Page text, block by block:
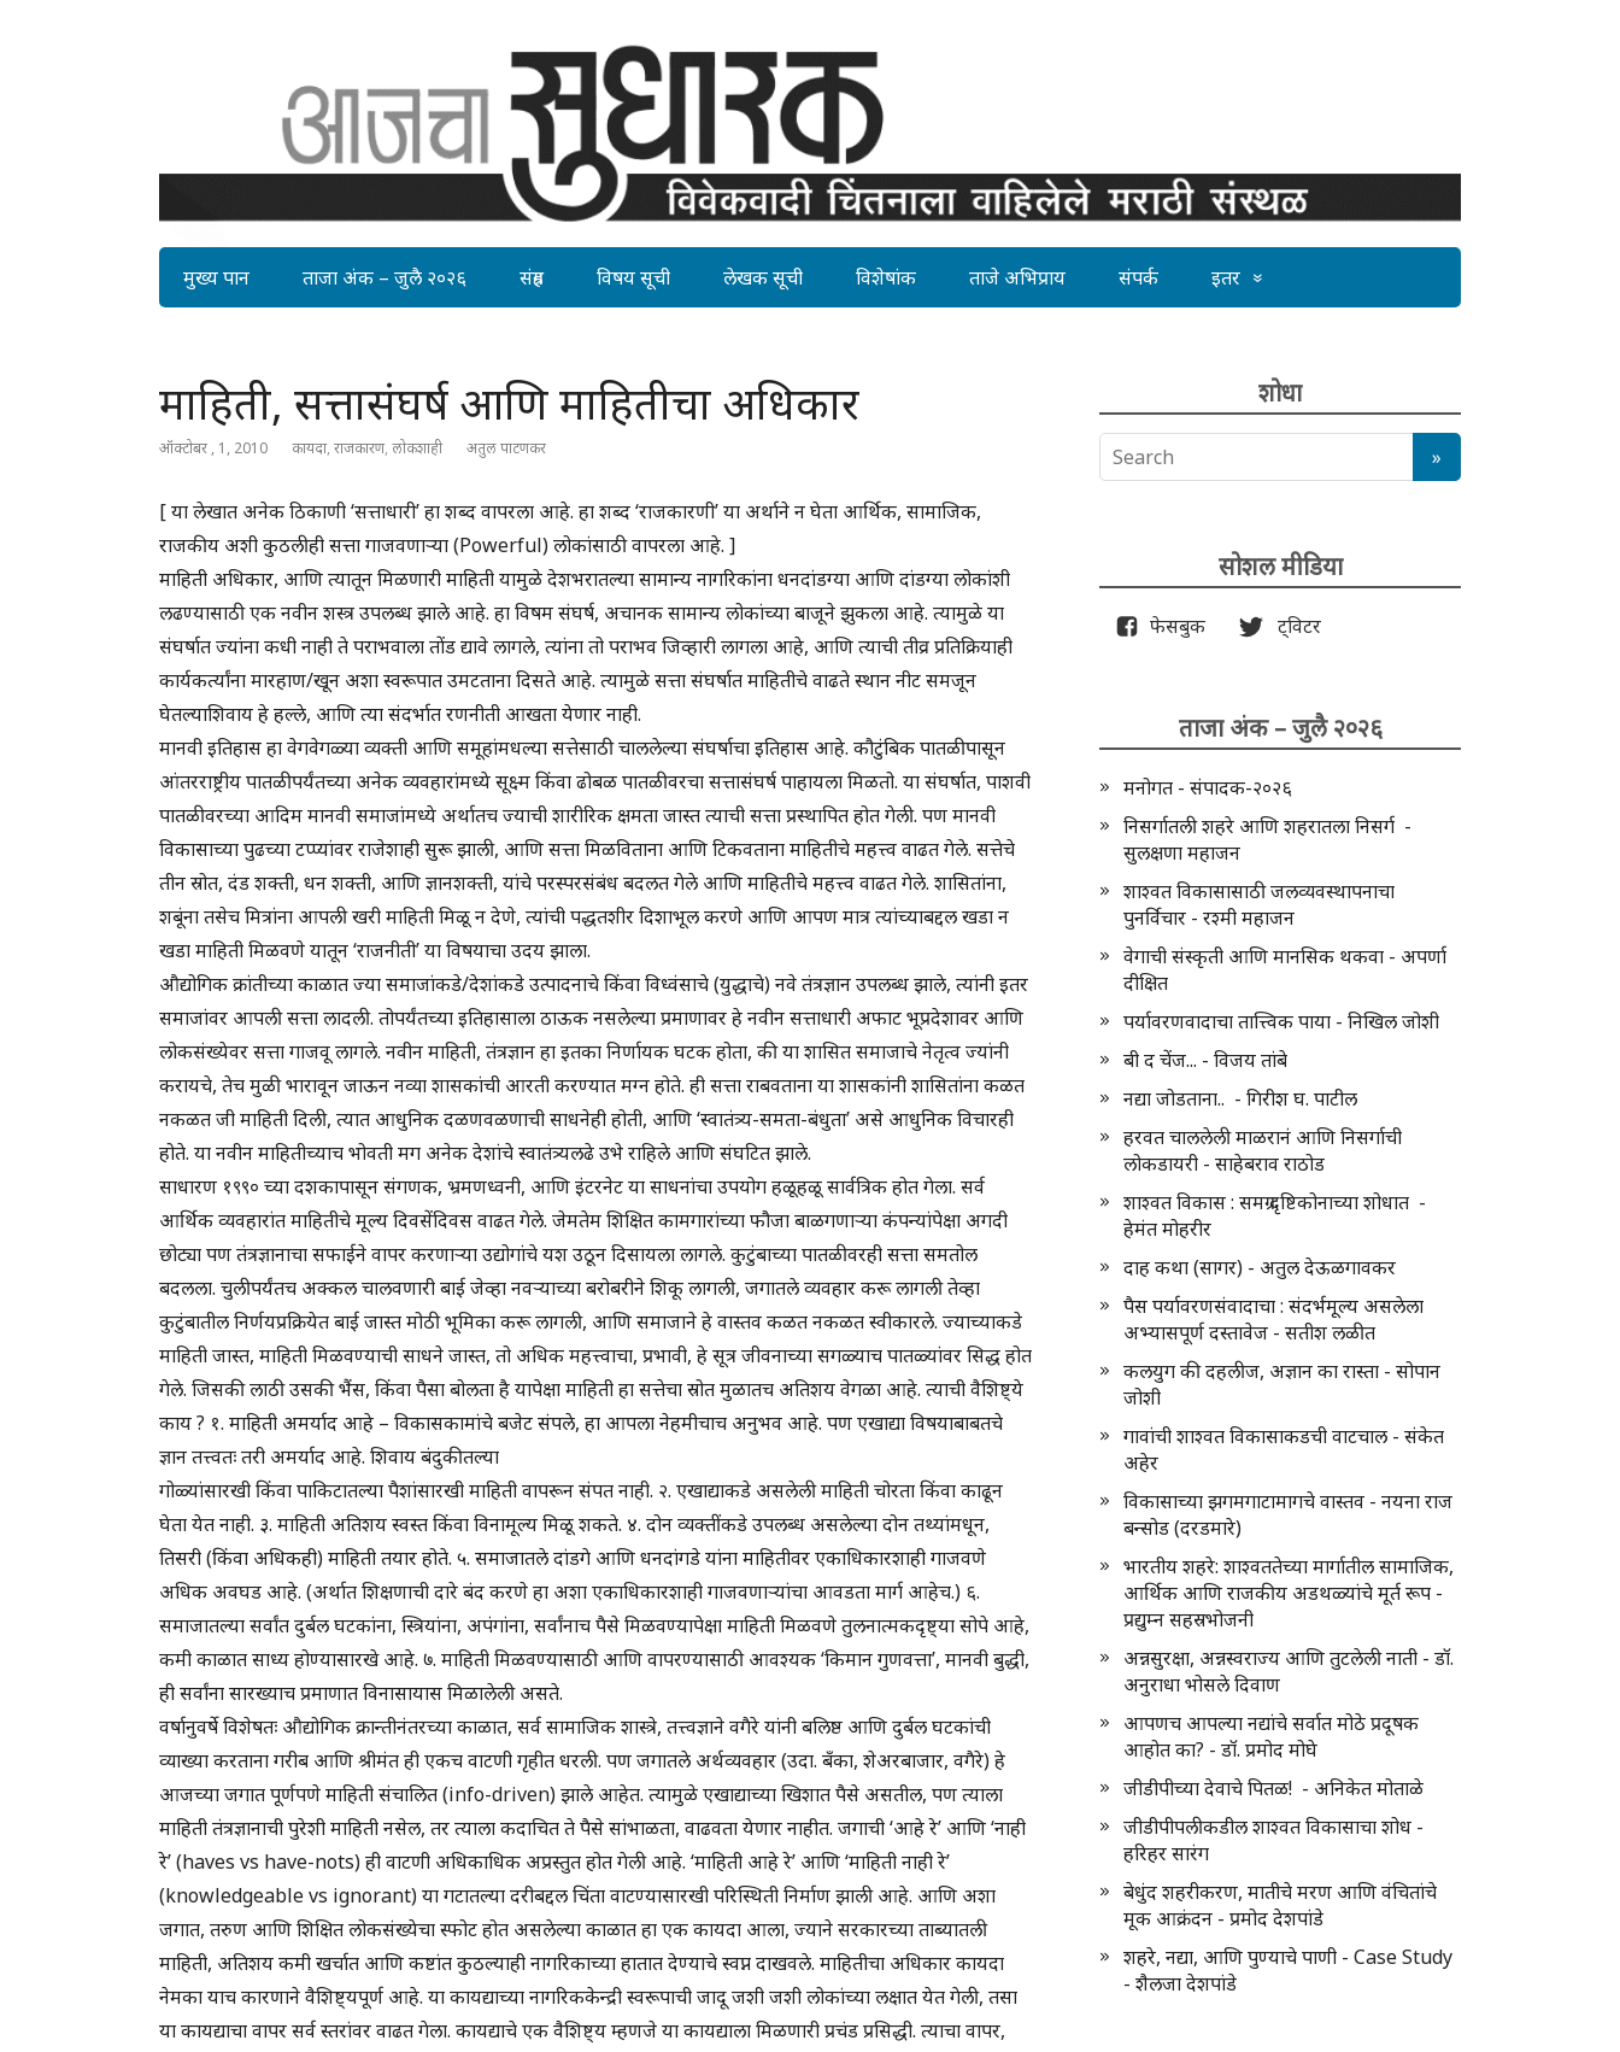
मुख्य पान ताजा अंक – जुलै २०२६ संग्रह विषय सूची लेखक सूची विशेषांक ताजे अभिप्राय संपर्क इतर
माहिती, सत्तासंघर्ष आणि माहितीचा अधिकार
ऑक्टोबर , 1, 2010 कायदा, राजकारण, लोकशाही अतुल पाटणकर
[ या लेखात अनेक ठिकाणी ‘सत्ताधारी’ हा शब्द वापरला आहे. हा शब्द ‘राजकारणी’ या अर्थाने न घेता आर्थिक, सामाजिक,
राजकीय अशी कुठलीही सत्ता गाजवणाऱ्या (Powerful) लोकांसाठी वापरला आहे. ]
माहिती अधिकार, आणि त्यातून मिळणारी माहिती यामुळे देशभरातल्या सामान्य नागरिकांना धनदांडग्या आणि दांडग्या लोकांशी
लढण्यासाठी एक नवीन शस्त्र उपलब्ध झाले आहे. हा विषम संघर्ष, अचानक सामान्य लोकांच्या बाजूने झुकला आहे. त्यामुळे या
संघर्षात ज्यांना कधी नाही ते पराभवाला तोंड द्यावे लागले, त्यांना तो पराभव जिव्हारी लागला आहे, आणि त्याची तीव्र प्रतिक्रियाही
कार्यकर्त्यांना मारहाण/खून अशा स्वरूपात उमटताना दिसते आहे. त्यामुळे सत्ता संघर्षात माहितीचे वाढते स्थान नीट समजून
घेतल्याशिवाय हे हल्ले, आणि त्या संदर्भात रणनीती आखता येणार नाही.
मानवी इतिहास हा वेगवेगळ्या व्यक्ती आणि समूहांमधल्या सत्तेसाठी चाललेल्या संघर्षाचा इतिहास आहे. कौटुंबिक पातळीपासून
आंतरराष्ट्रीय पातळीपर्यंतच्या अनेक व्यवहारांमध्ये सूक्ष्म किंवा ढोबळ पातळीवरचा सत्तासंघर्ष पाहायला मिळतो. या संघर्षात, पाशवी
पातळीवरच्या आदिम मानवी समाजांमध्ये अर्थातच ज्याची शारीरिक क्षमता जास्त त्याची सत्ता प्रस्थापित होत गेली. पण मानवी
विकासाच्या पुढच्या टप्प्यांवर राजेशाही सुरू झाली, आणि सत्ता मिळविताना आणि टिकवताना माहितीचे महत्त्व वाढत गेले. सत्तेचे
तीन स्रोत, दंड शक्ती, धन शक्ती, आणि ज्ञानशक्ती, यांचे परस्परसंबंध बदलत गेले आणि माहितीचे महत्त्व वाढत गेले. शासितांना,
शबूंना तसेच मित्रांना आपली खरी माहिती मिळू न देणे, त्यांची पद्धतशीर दिशाभूल करणे आणि आपण मात्र त्यांच्याबद्दल खडा न
खडा माहिती मिळवणे यातून ‘राजनीती’ या विषयाचा उदय झाला.
औद्योगिक क्रांतीच्या काळात ज्या समाजांकडे/देशांकडे उत्पादनाचे किंवा विध्वंसाचे (युद्धाचे) नवे तंत्रज्ञान उपलब्ध झाले, त्यांनी इतर
समाजांवर आपली सत्ता लादली. तोपर्यंतच्या इतिहासाला ठाऊक नसलेल्या प्रमाणावर हे नवीन सत्ताधारी अफाट भूप्रदेशावर आणि
लोकसंख्येवर सत्ता गाजवू लागले. नवीन माहिती, तंत्रज्ञान हा इतका निर्णायक घटक होता, की या शासित समाजाचे नेतृत्व ज्यांनी
करायचे, तेच मुळी भारावून जाऊन नव्या शासकांची आरती करण्यात मग्न होते. ही सत्ता राबवताना या शासकांनी शासितांना कळत
नकळत जी माहिती दिली, त्यात आधुनिक दळणवळणाची साधनेही होती, आणि ‘स्वातंत्र्य-समता-बंधुता’ असे आधुनिक विचारही
होते. या नवीन माहितीच्याच भोवती मग अनेक देशांचे स्वातंत्र्यलढे उभे राहिले आणि संघटित झाले.
साधारण १९९० च्या दशकापासून संगणक, भ्रमणध्वनी, आणि इंटरनेट या साधनांचा उपयोग हळूहळू सार्वत्रिक होत गेला. सर्व
आर्थिक व्यवहारांत माहितीचे मूल्य दिवसेंदिवस वाढत गेले. जेमतेम शिक्षित कामगारांच्या फौजा बाळगणाऱ्या कंपन्यांपेक्षा अगदी
छोट्या पण तंत्रज्ञानाचा सफाईने वापर करणाऱ्या उद्योगांचे यश उठून दिसायला लागले. कुटुंबाच्या पातळीवरही सत्ता समतोल
बदलला. चुलीपर्यंतच अक्कल चालवणारी बाई जेव्हा नवऱ्याच्या बरोबरीने शिकू लागली, जगातले व्यवहार करू लागली तेव्हा
कुटुंबातील निर्णयप्रक्रियेत बाई जास्त मोठी भूमिका करू लागली, आणि समाजाने हे वास्तव कळत नकळत स्वीकारले. ज्याच्याकडे
माहिती जास्त, माहिती मिळवण्याची साधने जास्त, तो अधिक महत्त्वाचा, प्रभावी, हे सूत्र जीवनाच्या सगळ्याच पातळ्यांवर सिद्ध होत
गेले. जिसकी लाठी उसकी भैंस, किंवा पैसा बोलता है यापेक्षा माहिती हा सत्तेचा स्रोत मुळातच अतिशय वेगळा आहे. त्याची वैशिष्ट्ये
काय ? १. माहिती अमर्याद आहे – विकासकामांचे बजेट संपले, हा आपला नेहमीचाच अनुभव आहे. पण एखाद्या विषयाबाबतचे
ज्ञान तत्त्वतः तरी अमर्याद आहे. शिवाय बंदुकीतल्या
गोळ्यांसारखी किंवा पाकिटातल्या पैशांसारखी माहिती वापरून संपत नाही. २. एखाद्याकडे असलेली माहिती चोरता किंवा काढून
घेता येत नाही. ३. माहिती अतिशय स्वस्त किंवा विनामूल्य मिळू शकते. ४. दोन व्यक्तींकडे उपलब्ध असलेल्या दोन तथ्यांमधून,
तिसरी (किंवा अधिकही) माहिती तयार होते. ५. समाजातले दांडगे आणि धनदांगडे यांना माहितीवर एकाधिकारशाही गाजवणे
अधिक अवघड आहे. (अर्थात शिक्षणाची दारे बंद करणे हा अशा एकाधिकारशाही गाजवणाऱ्यांचा आवडता मार्ग आहेच.) ६.
समाजातल्या सर्वांत दुर्बल घटकांना, स्त्रियांना, अपंगांना, सर्वांनाच पैसे मिळवण्यापेक्षा माहिती मिळवणे तुलनात्मकदृष्ट्या सोपे आहे,
कमी काळात साध्य होण्यासारखे आहे. ७. माहिती मिळवण्यासाठी आणि वापरण्यासाठी आवश्यक ‘किमान गुणवत्ता’, मानवी बुद्धी,
ही सर्वांना सारख्याच प्रमाणात विनासायास मिळालेली असते.
वर्षानुवर्षे विशेषतः औद्योगिक क्रान्तीनंतरच्या काळात, सर्व सामाजिक शास्त्रे, तत्त्वज्ञाने वगैरे यांनी बलिष्ठ आणि दुर्बल घटकांची
व्याख्या करताना गरीब आणि श्रीमंत ही एकच वाटणी गृहीत धरली. पण जगातले अर्थव्यवहार (उदा. बँका, शेअरबाजार, वगैरे) हे
आजच्या जगात पूर्णपणे माहिती संचालित (info-driven) झाले आहेत. त्यामुळे एखाद्याच्या खिशात पैसे असतील, पण त्याला
माहिती तंत्रज्ञानाची पुरेशी माहिती नसेल, तर त्याला कदाचित ते पैसे सांभाळता, वाढवता येणार नाहीत. जगाची ‘आहे रे’ आणि ‘नाही
रे’ (haves vs have-nots) ही वाटणी अधिकाधिक अप्रस्तुत होत गेली आहे. ‘माहिती आहे रे’ आणि ‘माहिती नाही रे’
(knowledgeable vs ignorant) या गटातल्या दरीबद्दल चिंता वाटण्यासारखी परिस्थिती निर्माण झाली आहे. आणि अशा
जगात, तरुण आणि शिक्षित लोकसंख्येचा स्फोट होत असलेल्या काळात हा एक कायदा आला, ज्याने सरकारच्या ताब्यातली
माहिती, अतिशय कमी खर्चात आणि कष्टांत कुठल्याही नागरिकाच्या हातात देण्याचे स्वप्न दाखवले. माहितीचा अधिकार कायदा
नेमका याच कारणाने वैशिष्ट्यपूर्ण आहे. या कायद्याच्या नागरिककेन्द्री स्वरूपाची जादू जशी जशी लोकांच्या लक्षात येत गेली, तसा
या कायद्याचा वापर सर्व स्तरांवर वाढत गेला. कायद्याचे एक वैशिष्ट्य म्हणजे या कायद्याला मिळणारी प्रचंड प्रसिद्धी. त्याचा वापर,
शोधा
सोशल मीडिया
फेसबुक ट्विटर
ताजा अंक – जुलै २०२६
मनोगत - संपादक-२०२६
निसर्गातली शहरे आणि शहरातला निसर्ग -
सुलक्षणा महाजन
शाश्वत विकासासाठी जलव्यवस्थापनाचा
पुनर्विचार - रश्मी महाजन
वेगाची संस्कृती आणि मानसिक थकवा - अपर्णा
दीक्षित
पर्यावरणवादाचा तात्त्विक पाया - निखिल जोशी
बी द चेंज... - विजय तांबे
नद्या जोडताना.. - गिरीश घ. पाटील
हरवत चाललेली माळरानं आणि निसर्गाची
लोकडायरी - साहेबराव राठोड
शाश्वत विकास : समग्र दृष्टिकोनाच्या शोधात -
हेमंत मोहरीर
दाह कथा (सागर) - अतुल देऊळगावकर
पैस पर्यावरणसंवादाचा : संदर्भमूल्य असलेला
अभ्यासपूर्ण दस्तावेज - सतीश लळीत
कलयुग की दहलीज, अज्ञान का रास्ता - सोपान
जोशी
गावांची शाश्वत विकासाकडची वाटचाल - संकेत
अहेर
विकासाच्या झगमगाटामागचे वास्तव - नयना राज
बन्सोड (दरडमारे)
भारतीय शहरे: शाश्वततेच्या मार्गातील सामाजिक,
आर्थिक आणि राजकीय अडथळ्यांचे मूर्त रूप -
प्रद्युम्न सहस्रभोजनी
अन्नसुरक्षा, अन्नस्वराज्य आणि तुटलेली नाती - डॉ.
अनुराधा भोसले दिवाण
आपणच आपल्या नद्यांचे सर्वात मोठे प्रदूषक
आहोत का? - डॉ. प्रमोद मोघे
जीडीपीच्या देवाचे पितळ! - अनिकेत मोताळे
जीडीपीपलीकडील शाश्वत विकासाचा शोध -
हरिहर सारंग
बेधुंद शहरीकरण, मातीचे मरण आणि वंचितांचे
मूक आक्रंदन - प्रमोद देशपांडे
शहरे, नद्या, आणि पुण्याचे पाणी - Case Study
- शैलजा देशपांडे